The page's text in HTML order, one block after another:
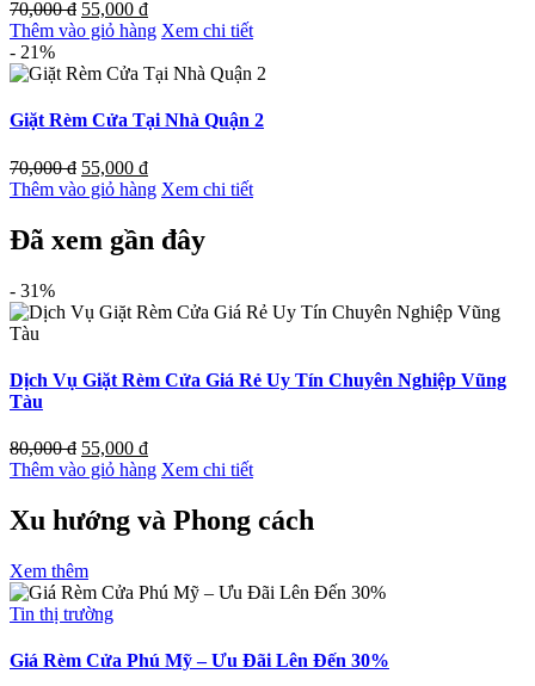
70,000đ 55,000 đ
Thêm vào giỏ hàng Xem chi tiết
- 21%
Giặt Rèm Cửa Tại Nhà Quận 2
70,000đ 55,000 đ
Thêm vào giỏ hàng Xem chi tiết
Đã xem gần đây
- 31%
Dịch Vụ Giặt Rèm Cửa Giá Rẻ Uy Tín Chuyên Nghiệp Vũng
Tàu
80,000đ 55,000 đ
Thêm vào giỏ hàng Xem chi tiết
Xu hướng và Phong cách
Xem thêm
Tin thị trường
Giá Rèm Cửa Phú Mỹ – Ưu Đãi Lên Đến 30%